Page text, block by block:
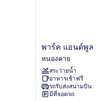
พาร์
แอนด์
พูล
รีสอร์ท
หนองคาย
พาร์ค แอนด์พูล
หนองคาย
สระว่ายน้ำ
อาหารเช้าฟรี
รถรับส่งสนามบิน
มีที่จอดรถ